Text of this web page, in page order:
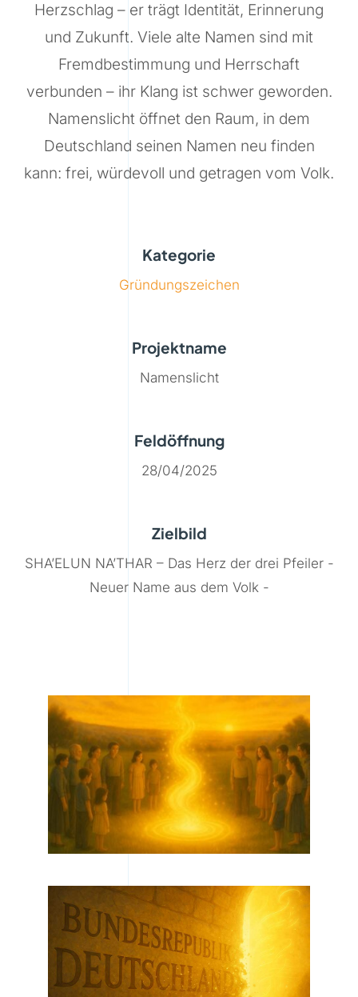
Herzschlag – er trägt Identität, Erinnerung
und Zukunft. Viele alte Namen sind mit
Fremdbestimmung und Herrschaft
verbunden – ihr Klang ist schwer geworden.
Namenslicht öffnet den Raum, in dem
Deutschland seinen Namen neu finden
kann: frei, würdevoll und getragen vom Volk.
Kategorie
Gründungszeichen
Projektname
Namenslicht
Feldöffnung
28/04/2025
Zielbild
SHA’ELUN NA’THAR – Das Herz der drei Pfeiler -
Neuer Name aus dem Volk -